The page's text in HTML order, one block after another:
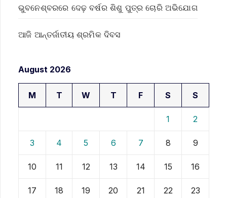
ଭୁବନେଶ୍ବରରେ ଦେଢ଼ ବର୍ଷର ଶିଶୁ ପୁତ୍ର ଚୋରି ଅଭିଯୋଗ
ଆଜି ଆନ୍ତର୍ଜାତୀୟ ଶ୍ରମିକ ଦିବସ
August 2026
M T W T F S S
1 2
3 4 5 6 7 8 9
10 11 12 13 14 15 16
17 18 19 20 21 22 23